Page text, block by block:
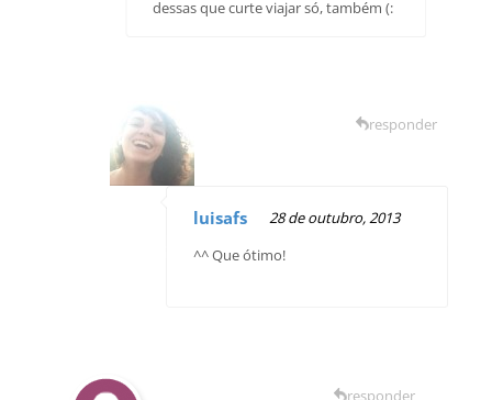
dessas que curte viajar só, também (:
luisafs
28 de outubro, 2013
^^ Que ótimo!
responder
responder